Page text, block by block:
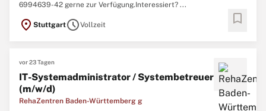
6994639-42 gerne zur Verfügung.Interessiert? ...
location_on StuttgartscheduleVollzeit bookmark
vor 23 Tagen
IT-Systemadministrator / Systembetreuer
(m/w/d)
RehaZentren Baden-Württemberg g